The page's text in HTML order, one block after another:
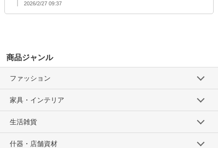
2026/2/27 09:37
商品ジャンル
ファッション
家具・インテリア
生活雑貨
什器・店舗資材